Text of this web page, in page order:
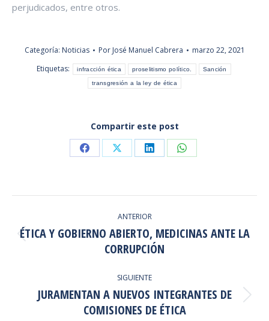
perjudicados, entre otros.
Categoría: Noticias Por José Manuel Cabrera
marzo 22, 2021
Etiquetas:
infracción ética proselitismo político. Sanción
transgresión a la ley de ética
Compartir este post
Share
Facebook
Share
X
Share
LinkedIn
Share
WhatsApp
ENTRE
PUBLICACIONES
ANTERIOR
Publicación
anterior:
ÉTICA Y GOBIERNO ABIERTO, MEDICINAS ANTE LA
CORRUPCIÓN
SIGUIENTE
Publicación
siguiente:
JURAMENTAN A NUEVOS INTEGRANTES DE
COMISIONES DE ÉTICA